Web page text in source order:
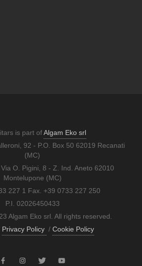
is part ofAlgam Eko srl
92 - P.O. Box 50 62019 Recanati
(MC)
O. Pigini, 8 - Z. Ind. Aneto 62010
Montelupone (MC)
227 1 Fax. +39 0733 227 250
P.I. 02026450433
Algam Eko srl. All rights reserved.
Privacy Policy / Cookie Policy